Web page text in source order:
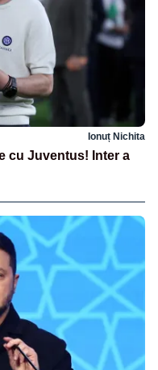
Ionuț Nichita
cu Juventus! Inter a